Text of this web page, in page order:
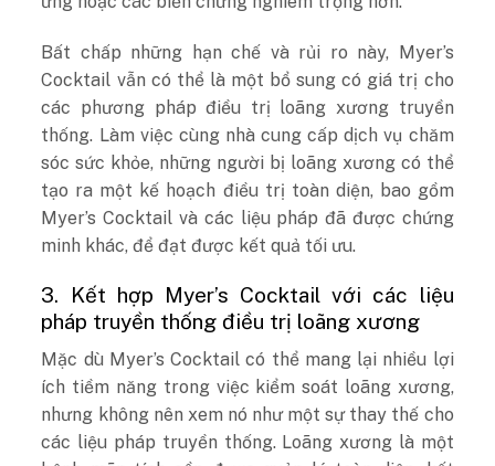
Bất chấp những hạn chế và rủi ro này, Myer’s
Cocktail vẫn có thể là một bổ sung có giá trị cho
các phương pháp điều trị loãng xương truyền
thống. Làm việc cùng nhà cung cấp dịch vụ chăm
sóc sức khỏe, những người bị loãng xương có thể
tạo ra một kế hoạch điều trị toàn diện, bao gồm
Myer’s Cocktail và các liệu pháp đã được chứng
minh khác, để đạt được kết quả tối ưu.
3. Kết hợp Myer’s Cocktail với các liệu
pháp truyền thống điều trị loãng xương
Mặc dù Myer’s Cocktail có thể mang lại nhiều lợi
ích tiềm năng trong việc kiểm soát loãng xương,
nhưng không nên xem nó như một sự thay thế cho
các liệu pháp truyền thống. Loãng xương là một